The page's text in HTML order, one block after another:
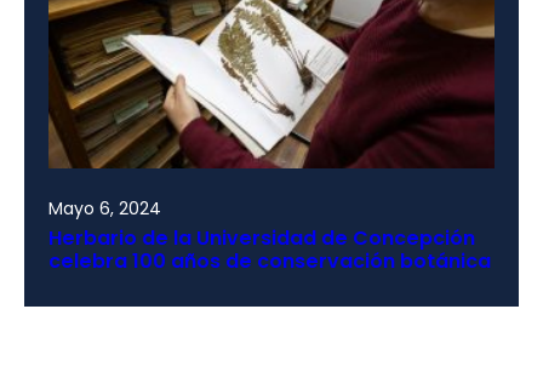
Mayo 6, 2024
Herbario de la Universidad de Concepción
celebra 100 años de conservación botánica